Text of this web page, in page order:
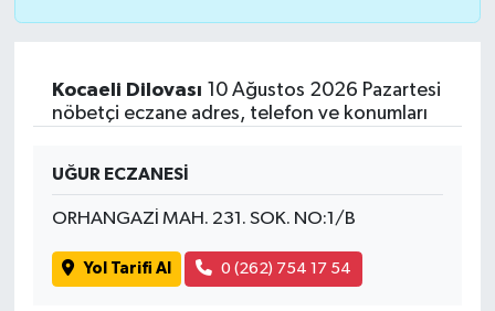
Kocaeli Dilovası 10 Ağustos 2026 Pazartesi
nöbetçi eczane adres, telefon ve konumları
UĞUR ECZANESİ
ORHANGAZİ MAH. 231. SOK. NO:1/B
Yol Tarifi Al 0 (262) 754 17 54